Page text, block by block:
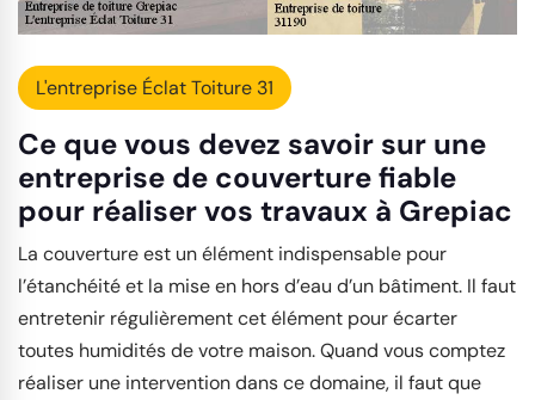
L'entreprise Éclat Toiture 31
Ce que vous devez savoir sur une
entreprise de couverture fiable
pour réaliser vos travaux à Grepiac
La couverture est un élément indispensable pour
l’étanchéité et la mise en hors d’eau d’un bâtiment. Il faut
entretenir régulièrement cet élément pour écarter
toutes humidités de votre maison. Quand vous comptez
réaliser une intervention dans ce domaine, il faut que